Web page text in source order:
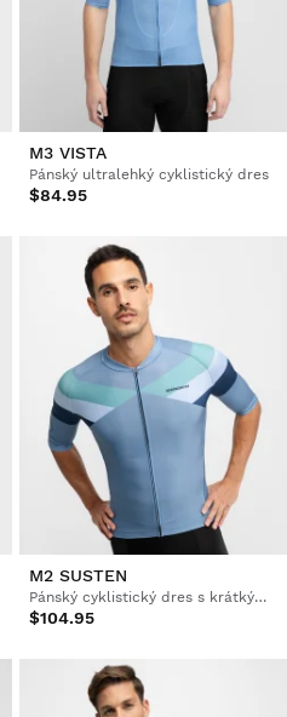
M3 VISTA
Pánský ultralehký cyklistický dres
$84.95
M2 SUSTEN
Pánský cyklistický dres s krátkým rukávem
$104.95